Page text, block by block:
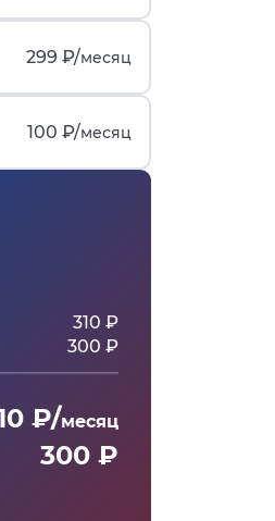
299 ₽/месяц
100 ₽/месяц
310 ₽
300 ₽
₽/месяц
300 ₽